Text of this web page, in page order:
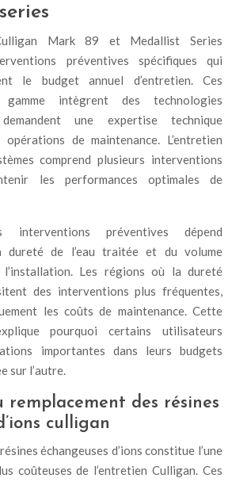
Mark 89 et Medallist Series
préventives spécifiques qui
le budget annuel d’entretien. Ces
intègrent des technologies
une expertise technique
de maintenance. L’entretien
comprend plusieurs interventions
les performances optimales de
interventions préventives dépend
dureté de l’eau traitée et du volume
Les régions où la dureté
des interventions plus fréquentes,
les coûts de maintenance. Cette
pourquoi certains utilisateurs
importantes dans leurs budgets
sur l’autre.
remplacement des résines
culligan
échangeuses d’ions constitue l’une
coûteuses de l’entretien Culligan. Ces